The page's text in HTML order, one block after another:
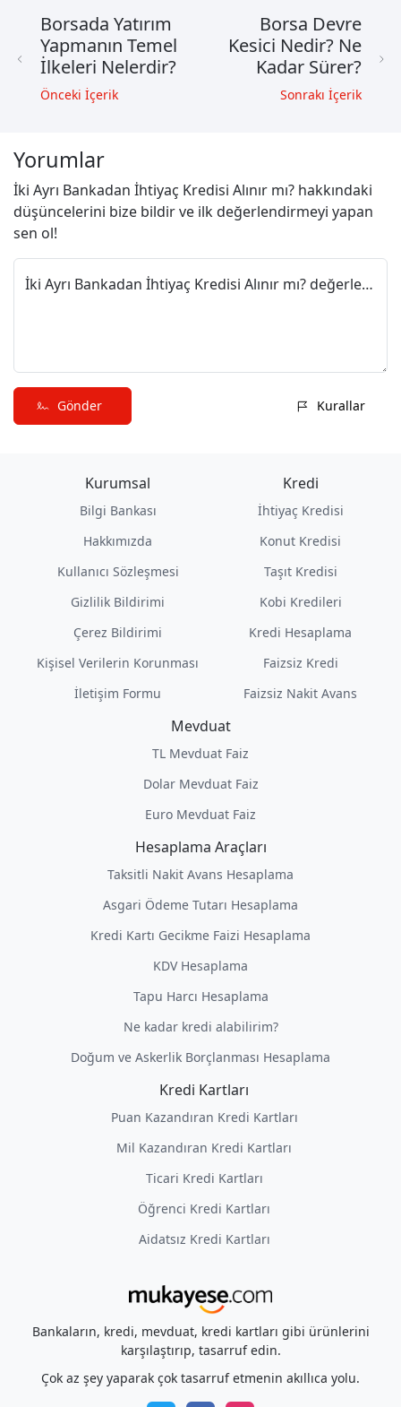
Borsada Yatırım
Yapmanın Temel
İlkeleri Nelerdir?
Önceki İçerik
Borsa Devre
Kesici Nedir? Ne
Kadar Sürer?
Sonrakı İçerik
Yorumlar
İki Ayrı Bankadan İhtiyaç Kredisi Alınır mı? hakkındaki
düşüncelerini bize bildir ve ilk değerlendirmeyi yapan
sen ol!
İki Ayrı Bankadan İhtiyaç Kredisi Alınır mı? değerlendirmeni paylaş
Gönder Kurallar
Kurumsal
Bilgi Bankası
Hakkımızda
Kullanıcı Sözleşmesi
Gizlilik Bildirimi
Çerez Bildirimi
Kişisel Verilerin Korunması
İletişim Formu
Kredi
İhtiyaç Kredisi
Konut Kredisi
Taşıt Kredisi
Kobi Kredileri
Kredi Hesaplama
Faizsiz Kredi
Faizsiz Nakit Avans
Mevduat
TL Mevduat Faiz
Dolar Mevduat Faiz
Euro Mevduat Faiz
Hesaplama Araçları
Taksitli Nakit Avans Hesaplama
Asgari Ödeme Tutarı Hesaplama
Kredi Kartı Gecikme Faizi Hesaplama
KDV Hesaplama
Tapu Harcı Hesaplama
Ne kadar kredi alabilirim?
Doğum ve Askerlik Borçlanması Hesaplama
Kredi Kartları
Puan Kazandıran Kredi Kartları
Mil Kazandıran Kredi Kartları
Ticari Kredi Kartları
Öğrenci Kredi Kartları
Aidatsız Kredi Kartları
Bankaların, kredi, mevduat, kredi kartları gibi ürünlerini
karşılaştırıp, tasarruf edin.
Çok az şey yaparak çok tasarruf etmenin akıllıca yolu.